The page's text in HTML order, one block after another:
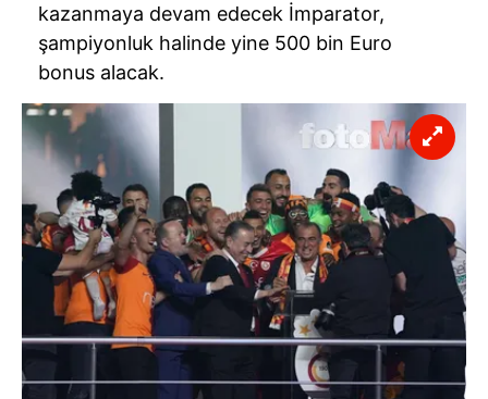
kazanmaya devam edecek İmparator,
şampiyonluk halinde yine 500 bin Euro
bonus alacak.